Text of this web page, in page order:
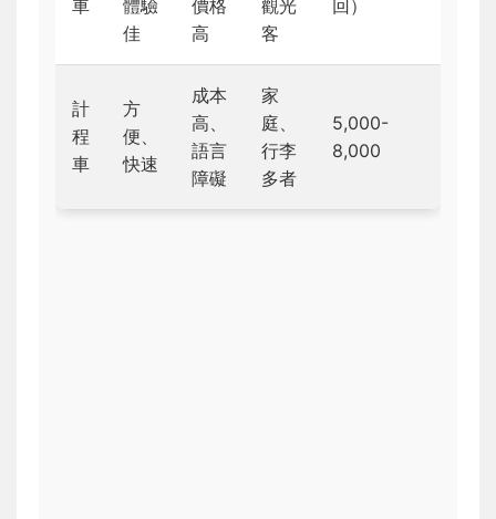
車
體驗
佳
價格
高
觀光
客
回）
計
程
車
方
便、
快速
成本
高、
語言
障礙
家
庭、
行李
多者
5,000-
8,000